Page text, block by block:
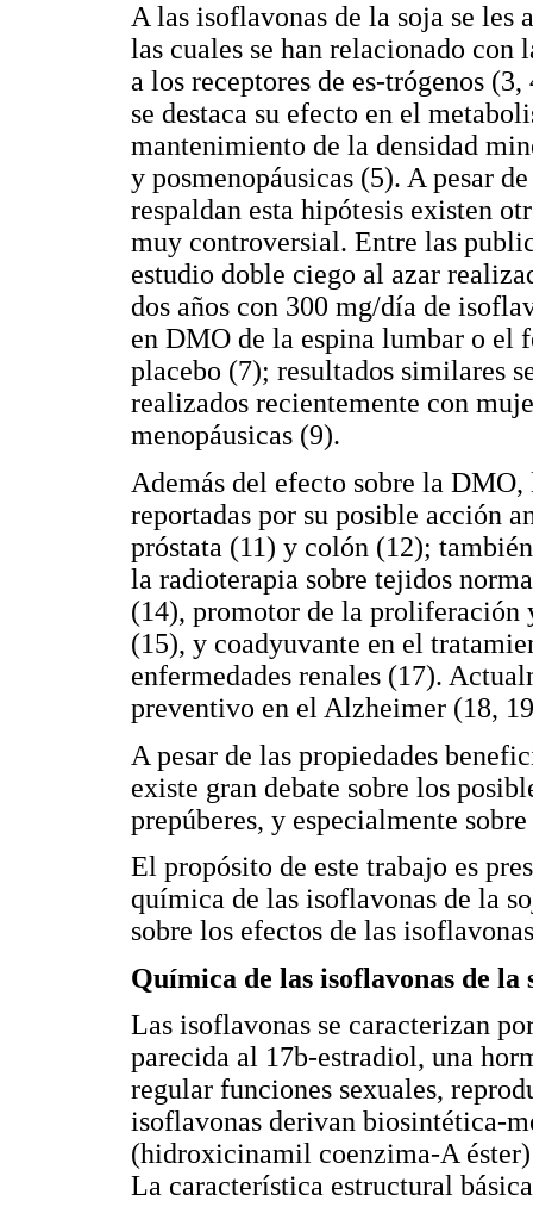
A las isoflavonas de la soja se les
las cuales se han relacionado con
a los receptores de es-trógenos
se destaca su efecto en el
mantenimiento de la densidad
y posmenopáusicas (5). A pesar
respaldan esta hipótesis existen
muy controversial. Entre las
estudio doble ciego al azar
dos años con 300 mg/día de
en DMO de la espina lumbar o el
placebo (7); resultados similares
realizados recientemente con
menopáusicas (9).
Además del efecto sobre la
reportadas por su posible acción
próstata (11) y colón (12);
la radioterapia sobre tejidos
(14), promotor de la proliferación
(15), y coadyuvante en el
enfermedades renales (17).
preventivo en el Alzheimer (18,
A pesar de las propiedades
existe gran debate sobre los
prepúberes, y especialmente
El propósito de este trabajo es
química de las isoflavonas de la
sobre los efectos de las
Química de las isoflavonas de la
Las isoflavonas se caracterizan
parecida al 17b-estradiol, una
regular funciones sexuales,
isoflavonas derivan biosintética-
(hidroxicinamil coenzima-A
La característica estructural